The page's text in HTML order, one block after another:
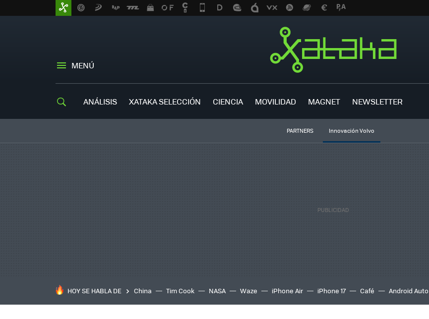
MENÚ
ANÁLISIS XATAKA SELECCIÓN CIENCIA MOVILIDAD MAGNET NEWSLETTER
PARTNERS Innovación Volvo
HOY SE HABLA DE China Tim Cook NASA Waze iPhone Air iPhone 17 Café Android Auto